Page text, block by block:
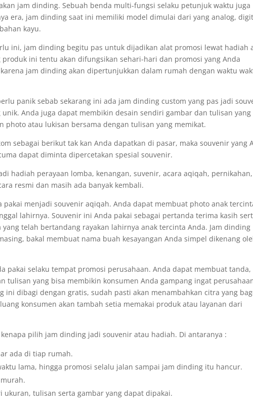
jam dinding. Sebuah benda multi-fungsi selaku petunjuk waktu juga
era, jam dinding saat ini memiliki model dimulai dari yang analog,
kayu.
ini, jam dinding begitu pas untuk dijadikan alat promosi lewat hadiah
ini tentu akan difungsikan sehari-hari dan promosi yang Anda
jam dinding akan dipertunjukkan dalam rumah dengan waktu
panik sebab sekarang ini ada jam dinding custom yang pas jadi
Anda juga dapat membikin desain sendiri gambar dan tulisan yang
photo atau lukisan bersama dengan tulisan yang memikat.
sebagai berikut tak kan Anda dapatkan di pasar, maka souvenir yang
dapat diminta dipercetakan spesial souvenir.
hadiah perayaan lomba, kenangan, suvenir, acara aqiqah, pernikahan,
resmi dan masih ada banyak kembali.
menjadi souvenir aqiqah. Anda dapat membuat photo anak
lahirnya. Souvenir ini Anda pakai sebagai pertanda terima kasih
telah bertandang rayakan lahirnya anak tercinta Anda. Jam dinding
bakal membuat nama buah kesayangan Anda simpel dikenang
pakai selaku tempat promosi perusahaan. Anda dapat membuat tanda,
tulisan yang bisa membikin konsumen Anda gampang ingat
ini dibagi dengan gratis, sudah pasti akan menambahkan citra yang
konsumen akan tambah setia memakai produk atau layanan dari
pilih jam dinding jadi souvenir atau hadiah. Di antaranya :
ada di tiap rumah.
lama, hingga promosi selalu jalan sampai jam dinding itu hancur.
ukuran, tulisan serta gambar yang dapat dipakai.